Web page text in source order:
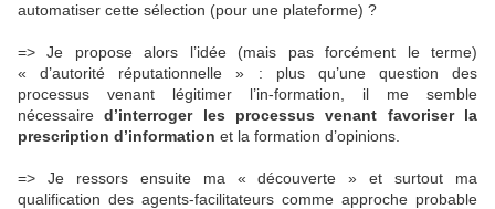
automatiser cette sélection (pour une plateforme) ?
=> Je propose alors l’idée (mais pas forcément le terme)
« d’autorité réputationnelle » : plus qu’une question des
processus venant légitimer l’in-formation, il me semble
nécessaired’interroger les processus venant favoriser la
prescription d’information et la formation d’opinions.
=> Je ressors ensuite ma « découverte » et surtout ma
qualification des agents-facilitateurs comme approche probable